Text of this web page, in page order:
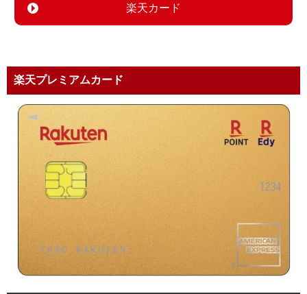
楽天カード
楽天プレミアムカード